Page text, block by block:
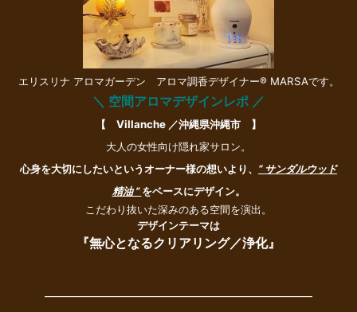
エリスリナ アロマガーデン アロマ調香デザイナー® MARSAです。
＼ 空間アロマデザインレポ ／
【 Villanche ／沖縄県沖縄市 】
大人の女性向け隠れ家サロン。
心身を大切にしたいというオーナー様の想いより、 “ サンダルウッド
精油 ”をベースにデザイン。
こだわり抜いた深みのある空間を演出。
デザインテーマは
『無心となるクリアリング／浄化』
――――――――――――――――――――――――